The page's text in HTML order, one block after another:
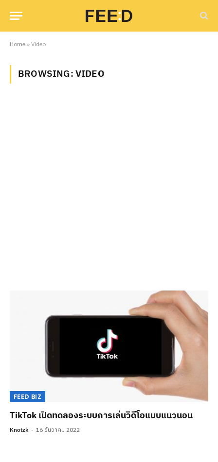
Home»Video
BROWSING:VIDEO
FEED BIZ
TikTok เปิดทดลองระบบการเล่นวิดีโอแบบแนวนอน
Knotzk 16 ธันวาคม 2022